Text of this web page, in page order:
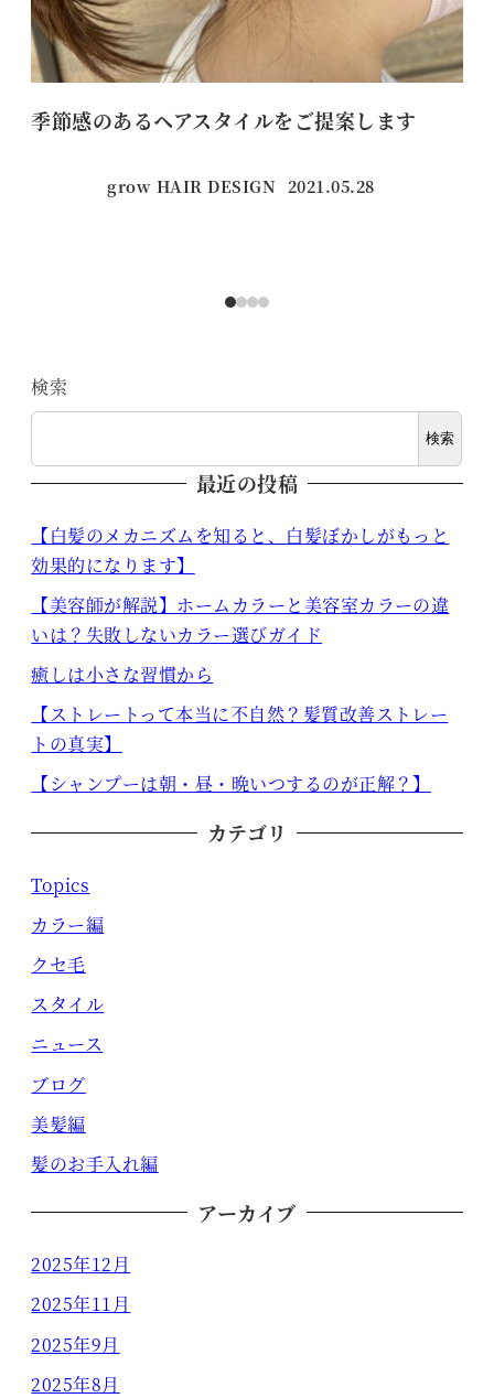
季節感のあるヘアスタイルをご提案します
grow HAIR DESIGN 投稿日
2021.05.28
検索
検索
最近の投稿
【白髪のメカニズムを知ると、白髪ぼかしがもっと
効果的になります】
【美容師が解説】ホームカラーと美容室カラーの違
いは？失敗しないカラー選びガイド
癒しは小さな習慣から
【ストレートって本当に不自然？髪質改善ストレー
トの真実】
【シャンプーは朝・昼・晩いつするのが正解？】
カテゴリ
Topics
カラー編
クセ毛
スタイル
ニュース
ブログ
美髪編
髪のお手入れ編
アーカイブ
2025年12月
2025年11月
2025年9月
2025年8月